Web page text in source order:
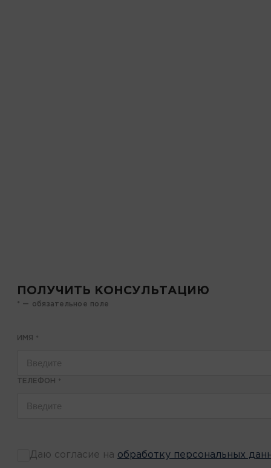
ПОЛУЧИТЬ КОНСУЛЬТАЦИЮ
* — обязательное поле
ИМЯ *
ТЕЛЕФОН *
Даю согласие на обработку персональных